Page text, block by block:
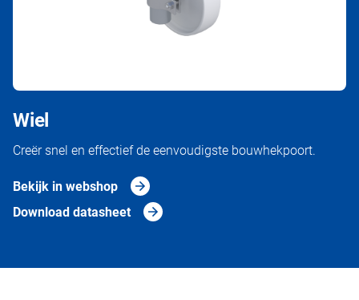
Wiel
Creër snel en effectief de eenvoudigste bouwhekpoort.
Bekijk in webshop
Download datasheet